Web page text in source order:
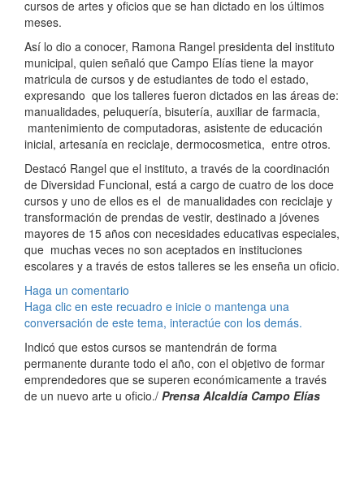
cursos de artes y oficios que se han dictado en los últimos
meses.
Así lo dio a conocer, Ramona Rangel presidenta del instituto
municipal, quien señaló que Campo Elías tiene la mayor
matricula de cursos y de estudiantes de todo el estado,
expresando que los talleres fueron dictados en las áreas de:
manualidades, peluquería, bisutería, auxiliar de farmacia,
mantenimiento de computadoras, asistente de educación
inicial, artesanía en reciclaje, dermocosmetica, entre otros.
Destacó Rangel que el instituto, a través de la coordinación
de Diversidad Funcional, está a cargo de cuatro de los doce
cursos y uno de ellos es el de manualidades con reciclaje y
transformación de prendas de vestir, destinado a jóvenes
mayores de 15 años con necesidades educativas especiales,
que muchas veces no son aceptados en instituciones
escolares y a través de estos talleres se les enseña un oficio.
Haga un comentario
Haga clic en este recuadro e inicie o mantenga una
conversación de este tema, interactúe con los demás.
Indicó que estos cursos se mantendrán de forma
permanente durante todo el año, con el objetivo de formar
emprendedores que se superen económicamente a través
de un nuevo arte u oficio./ Prensa Alcaldía Campo Elías